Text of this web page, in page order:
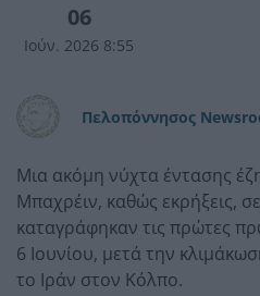
06
Ιούν. 2026 8:55
Πελοπόννησος
Μια ακόμη νύχτα έντασης
Μπαχρέιν, καθώς εκρήξεις,
καταγράφηκαν τις πρώτες
6 Ιουνίου, μετά την
το Ιράν στον Κόλπο.